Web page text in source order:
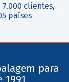
7.000 clientes,
países
para